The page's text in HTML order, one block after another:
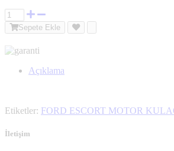
Sepete Ekle
Açıklama
Etiketler: FORD ESCORT MOTOR
İletişim